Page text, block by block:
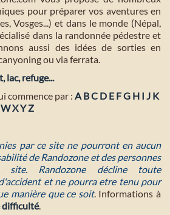
pour préparer vos aventures en
Vosges...) et dans le monde (Népal,
dans la randonnée pédestre et
aussi des idées de sorties en
ou via ferrata.
lac, refuge...
commence par : A BC D E FG H I J K
WXY Z
par ce site ne pourront en aucun
de Randozone et des personnes
Randozone décline toute
et ne pourra etre tenu pour
manière que ce soit. Informations à
difficulté.